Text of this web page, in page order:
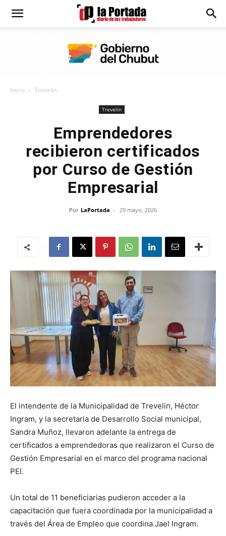
Diario
Inicio Trevelin
Trevelin
Emprendedores
recibieron certificados
por Curso de Gestión
Empresarial
Por LaPortada - 29 mayo, 2026
El intendente de la Municipalidad de Trevelin, Héctor
Ingram, y la secretaria de Desarrollo Social municipal,
Sandra Muñoz, llevaron adelante la entrega de
certificados a emprendedoras que realizaron el Curso de
Gestión Empresarial en el marco del programa nacional
PEI.
Un total de 11 beneficiarias pudieron acceder a la
capacitación que fuera coordinada por la municipalidad a
través del Área de Empleo que coordina Jael Ingram.